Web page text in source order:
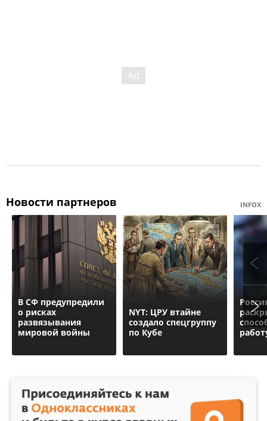
Новости партнеров INFOX
В СФ предупредили
о рисках
развязывания
мировой войны
NYT: ЦРУ втайне
создало спецгруппу
по Кубе